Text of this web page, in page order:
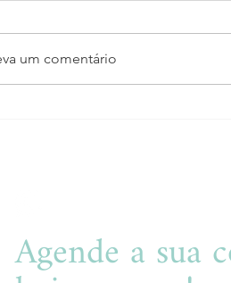
um comentário
Agende a sua